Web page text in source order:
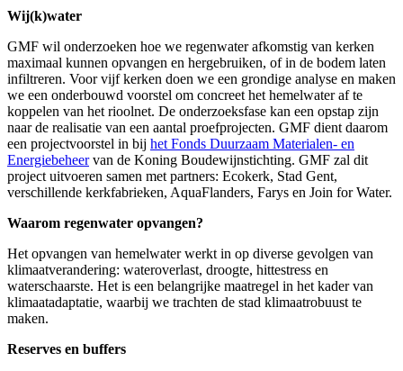
Wij(k)water
GMF wil onderzoeken hoe we regenwater afkomstig van kerken
maximaal kunnen opvangen en hergebruiken, of in de bodem laten
infiltreren. Voor vijf kerken doen we een grondige analyse en maken
we een onderbouwd voorstel om concreet het hemelwater af te
koppelen van het rioolnet. De onderzoeksfase kan een opstap zijn
naar de realisatie van een aantal proefprojecten. GMF dient daarom
een projectvoorstel in bij het Fonds Duurzaam Materialen- en
Energiebeheervan de Koning Boudewijnstichting. GMF zal dit
project uitvoeren samen met partners: Ecokerk, Stad Gent,
verschillende kerkfabrieken, AquaFlanders, Farys en Join for Water.
Waarom regenwater opvangen?
Het opvangen van hemelwater werkt in op diverse gevolgen van
klimaatverandering: wateroverlast, droogte, hittestress en
waterschaarste. Het is een belangrijke maatregel in het kader van
klimaatadaptatie, waarbij we trachten de stad klimaatrobuust te
maken.
Reserves en buffers